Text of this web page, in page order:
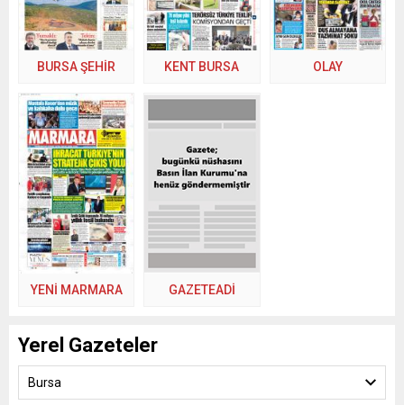
BURSA ŞEHİR KENT BURSA OLAY
YENİ MARMARA GAZETEADI
Yerel Gazeteler
Bursa